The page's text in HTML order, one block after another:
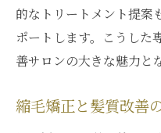
的なトリートメント提案
ポートします。こうした
善サロンの大きな魅力と
縮毛矯正と髪質改善